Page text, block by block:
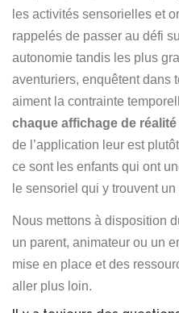
les activités sensorielles et
rappelés de passer au défi
autonomie tandis les plus
aventuriers, enquêtent dans
aiment la contrainte
chaque affichage de
de l’application leur est
ce sont les enfants qui ont
le sensoriel qui y trouvent un
Nous mettons à disposition
un parent, animateur ou un
mise en place et des
aller plus loin.